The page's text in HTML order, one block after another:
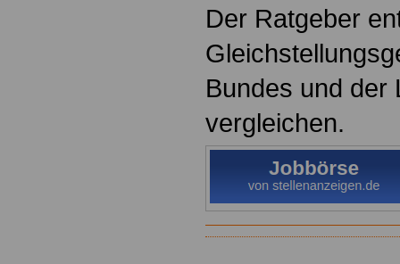
Der Ratgeber
Bundes und der
vergleichen.